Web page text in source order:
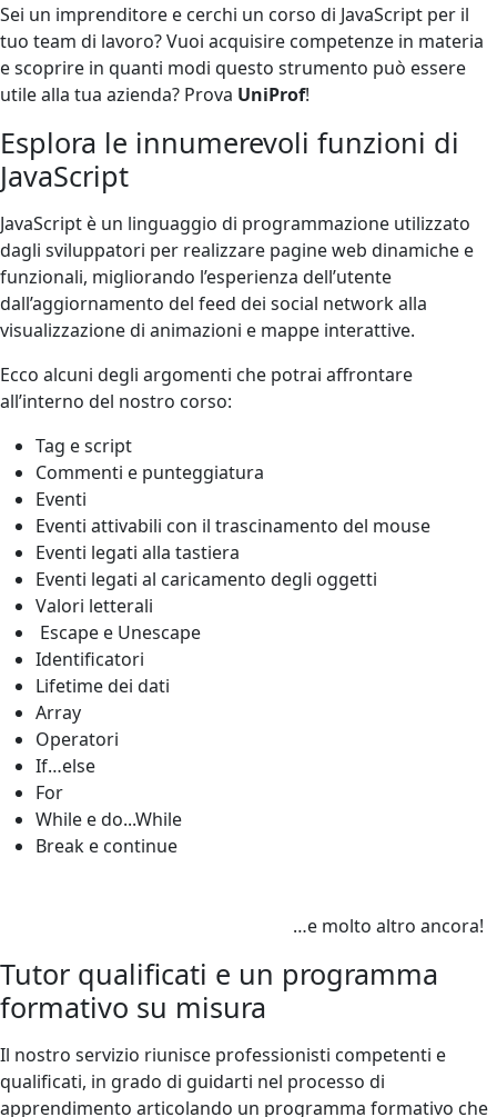
Sei un imprenditore e cerchi un corso di JavaScript per il
tuo team di lavoro? Vuoi acquisire competenze in materia
e scoprire in quanti modi questo strumento può essere
utile alla tua azienda? Prova UniProf!
Esplora le innumerevoli funzioni di
JavaScript
JavaScript è un linguaggio di programmazione utilizzato
dagli sviluppatori per realizzare pagine web dinamiche e
funzionali, migliorando l’esperienza dell’utente
dall’aggiornamento del feed dei social network alla
visualizzazione di animazioni e mappe interattive.
Ecco alcuni degli argomenti che potrai affrontare
all’interno del nostro corso:
Tag e script
Commenti e punteggiatura
Eventi
Eventi attivabili con il trascinamento del mouse
Eventi legati alla tastiera
Eventi legati al caricamento degli oggetti
Valori letterali
Escape e Unescape
Identificatori
Lifetime dei dati
Array
Operatori
If…else
For
While e do...While
Break e continue
…e molto altro ancora!
Tutor qualificati e un programma
formativo su misura
Il nostro servizio riunisce professionisti competenti e
qualificati, in grado di guidarti nel processo di
apprendimento articolando un programma formativo che